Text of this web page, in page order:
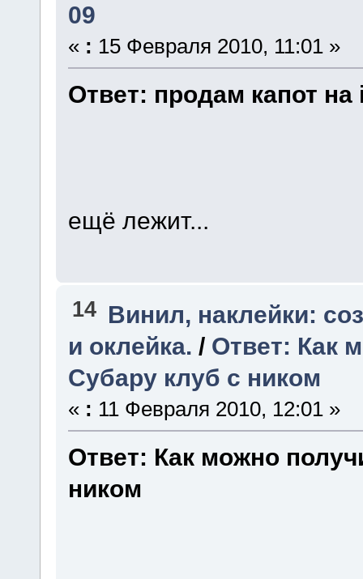
09
« : 15 Февраля 2010, 11:01 »
Ответ: продам капот на
ещё лежит...
14 Винил, наклейки:
и оклейка. / Ответ: Как
Субару клуб с ником
« : 11 Февраля 2010, 12:01 »
Ответ: Как можно
ником